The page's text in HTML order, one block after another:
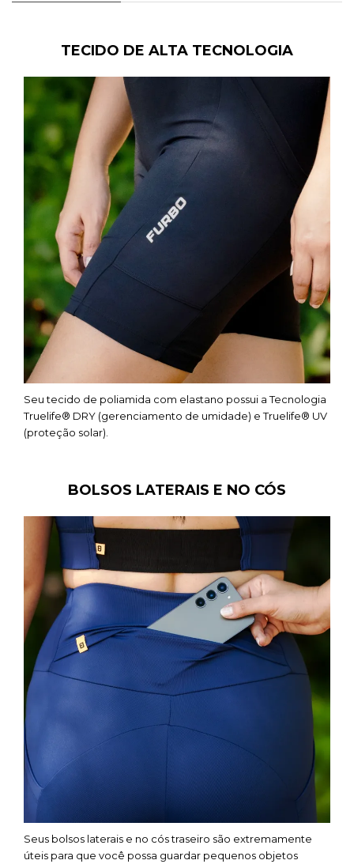
TECIDO DE ALTA TECNOLOGIA
Seu tecido de poliamida com elastano possui a Tecnologia
Truelife® DRY (gerenciamento de umidade) e Truelife® UV
(proteção solar).
BOLSOS LATERAIS E NO CÓS
Seus bolsos laterais e no cós traseiro são extremamente
úteis para que você possa guardar pequenos objetos